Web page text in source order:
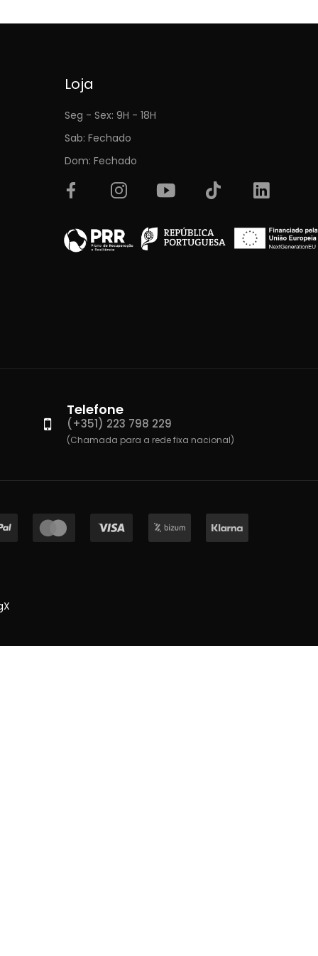
Loja
Seg - Sex: 9H - 18H
Sab: Fechado
Dom: Fechado
Telefone
(+351) 223 798 229
(Chamada para a rede fixa nacional)